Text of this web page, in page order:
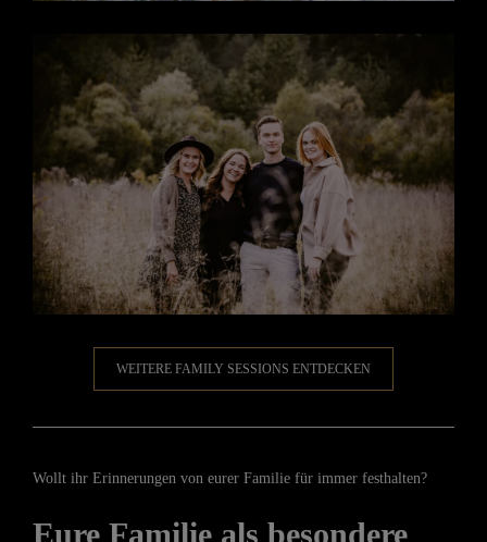
WEITERE FAMILY SESSIONS ENTDECKEN
Wollt ihr Erinnerungen von eurer Familie für immer festhalten?
Eure Familie als besondere